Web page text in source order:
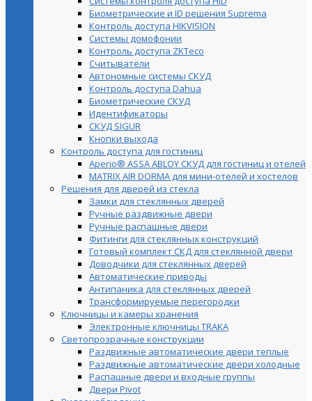
Биометрические и ID решения Suprema
Контроль доступа HIKVISION
Системы домофонии
Контроль доступа ZKTeco
Считыватели
Автономные системы СКУД
Контроль доступа Dahua
Биометрические СКУД
Идентификаторы
СКУД SIGUR
Кнопки выхода
Контроль доступа для гостиниц
Aperio® ASSA ABLOY СКУД для гостиниц и отелей
MATRIX AIR DORMA для мини-отелей и хостелов
Решения для дверей из стекла
Замки для стеклянных дверей
Ручные раздвижные двери
Ручные распашные двери
Фитинги для стеклянных конструкций
Готовый комплект СКД для стеклянной двери
Доводчики для стеклянных дверей
Автоматические приводы
Антипаника для стеклянных дверей
Трансформируемые перегородки
Ключницы и камеры хранения
Электронные ключницы TRAKA
Светопрозрачные конструкции
Раздвижные автоматические двери теплые
Раздвижные автоматические двери холодные
Распашные двери и входные группы
Двери Pivot